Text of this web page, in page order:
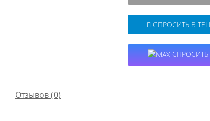
СПРОСИТЬ В
СПРОСИТЬ
Отзывов (0)